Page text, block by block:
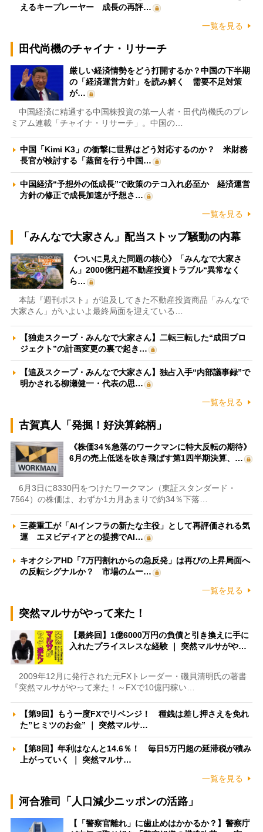
えるキープレーヤー 成長の再評…
一覧を見る
田代尚機のチャイナ・リサーチ
厳しい経済情勢をどう打開するか？中国の下半期
の「経済運営方針」を読み解く 需要不足対策
が…
中国経済に精通する中国株投資の第一人者・田代尚機氏のプレ
ミアム連載「チャイナ・リサーチ」。中国の…
中国「Kimi K3」の衝撃に世界はどう対応するのか？ 米財務
長官が検討する「蒸留を行う中国…
中国経済“予想外の低成長”で政策のテコ入れ必至か 経済運営
方針の修正で成長加速が予想さ…
一覧を見る
「みんなで大家さん」配当ストップ騒動の内幕
《ついに見えた問題の核心》「みんなで大家さ
ん」2000億円超不動産投資トラブル“異常なく
ら…
本誌『週刊ポスト』が追及してきた不動産投資商品「みんなで
大家さん」がいよいよ最終局面を迎えている…
【独走スクープ・みんなで大家さん】二転三転した“成田プロ
ジェクト”の計画変更の裏で起き…
【追及スクープ・みんなで大家さん】独占入手“内部議事録”で
明かされる柳瀬健一・代表の思…
一覧を見る
古賀真人「発掘！好決算銘柄」
《株価34％急落のワークマンに特大反転の期待》
6月の売上低迷を吹き飛ばす第1四半期決算、…
6月3日に8330円をつけたワークマン（東証スタンダード・
7564）の株価は、わずか1カ月あまりで約34％下落…
三菱重工が「AIインフラの新たな主役」として再評価される気
運 エヌビディアとの提携でAI…
キオクシアHD「7万円割れからの急反発」は再びの上昇局面へ
の反転シグナルか？ 市場のムー…
一覧を見る
突然マルサがやって来た！
【最終回】1億6000万円の負債と引き換えに手に
入れたプライスレスな経験 ｜ 突然マルサがや…
2009年12月に発行された元FXトレーダー・磯貝清明氏の著書
『突然マルサがやって来た！～FXで10億円稼い…
【第9回】もう一度FXでリベンジ！ 種銭は差し押さえを免れ
た”ヒミツのお金” ｜ 突然マルサ…
【第8回】年利はなんと14.6％！ 毎日5万円超の延滞税が積み
上がっていく ｜ 突然マルサ…
一覧を見る
河合雅司「人口減少ニッポンの活路」
【「警察官離れ」に歯止めはかかるか？】警察庁